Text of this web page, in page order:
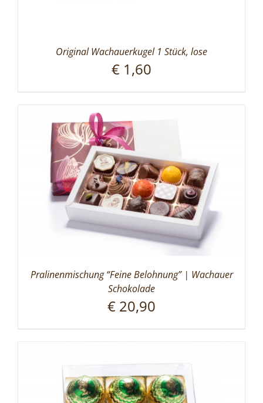
Original Wachauerkugel 1 Stück, lose
€ 1,60
Pralinenmischung “Feine Belohnung” | Wachauer
Schokolade
€ 20,90